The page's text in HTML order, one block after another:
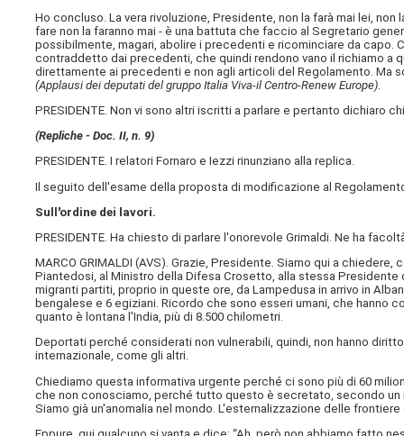
Ho concluso. La vera rivoluzione, Presidente, non la farà mai lei,
fare non la faranno mai - è una battuta che faccio al Segretario
possibilmente, magari, abolire i precedenti e ricominciare da capo.
contraddetto dai precedenti, che quindi rendono vano il richiamo a
direttamente ai precedenti e non agli articoli del Regolamento. Ma
(Applausi dei deputati del gruppo Italia Viva-il Centro-Renew Europe)
PRESIDENTE. Non vi sono altri iscritti a parlare e pertanto dichiaro
(Repliche - Doc. II, n. 9)
PRESIDENTE. I relatori Fornaro e Iezzi rinunziano alla replica.
Il seguito dell'esame della proposta di modificazione al
Sull'ordine dei lavori.
PRESIDENTE. Ha chiesto di parlare l'onorevole Grimaldi. Ne ha
MARCO GRIMALDI (AVS). Grazie, Presidente. Siamo qui a chiedere,
Piantedosi, al Ministro della Difesa Crosetto, alla stessa
migranti partiti, proprio in queste ore, da Lampedusa in arrivo in
bengalese e 6 egiziani. Ricordo che sono esseri umani, che hanno
quanto è lontana l'India, più di 8.500 chilometri.
Deportati perché considerati non vulnerabili, quindi, non hanno
internazionale, come gli altri.
Chiediamo questa informativa urgente perché ci sono più di 60
che non conosciamo, perché tutto questo è secretato, secondo
Siamo già un'anomalia nel mondo. L'esternalizzazione delle